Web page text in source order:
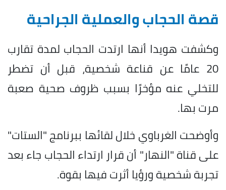
قصة الحجاب والعملية الجراحية
وكشفت هويدا أنها ارتدت الحجاب لمدة تقارب
20 عامًا عن قناعة شخصية، قبل أن تضطر
للتخلي عنه مؤخرًا بسبب ظروف صحية صعبة
مرت بها.
وأوضحت الغرباوي خلال لقائها ببرنامج "الستات"
على قناة "النهار" أن قرار ارتداء الحجاب جاء بعد
تجربة شخصية ورؤيا أثرت فيها بقوة.